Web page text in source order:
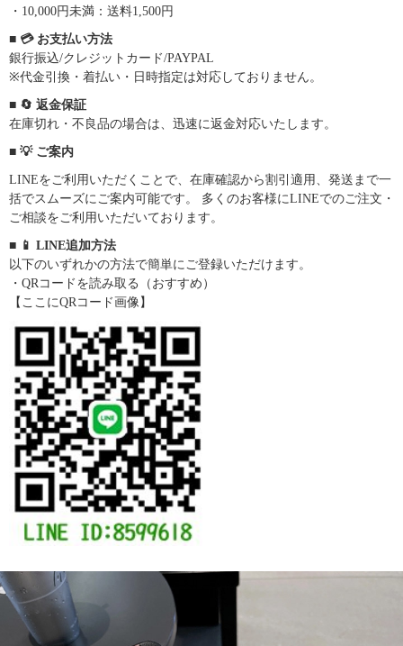
・10,000円未満：送料1,500円
■ 💳 お支払い方法
銀行振込/クレジットカード/PAYPAL
※代金引換・着払い・日時指定は対応しておりません。
■ 🔄 返金保証
在庫切れ・不良品の場合は、迅速に返金対応いたします。
■ 💡 ご案内
LINEをご利用いただくことで、在庫確認から割引適用、発送まで一
括でスムーズにご案内可能です。 多くのお客様にLINEでのご注文・
ご相談をご利用いただいております。
■ 📱 LINE追加方法
以下のいずれかの方法で簡単にご登録いただけます。
・QRコードを読み取る（おすすめ）
【ここにQRコード画像】